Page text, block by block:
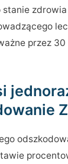
stanie
przez